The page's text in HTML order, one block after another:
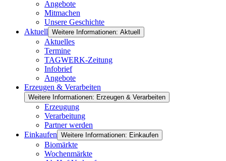
Angebote
Mitmachen
Unsere Geschichte
Aktuell Weitere Informationen: Aktuell
Aktuelles
Termine
TAGWERK-Zeitung
Infobrief
Angebote
Erzeugen & Verarbeiten
Weitere Informationen: Erzeugen & Verarbeiten
Erzeugung
Verarbeitung
Partner werden
Einkaufen Weitere Informationen: Einkaufen
Biomärkte
Wochenmärkte